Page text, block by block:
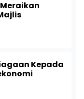
Meraikan
Kepada